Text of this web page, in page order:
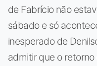
de Fabrício não
sábado e só
inesperado de
admitir que o